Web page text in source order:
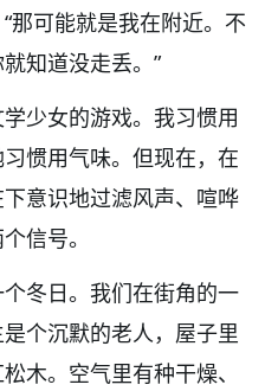
那可能就是我在附近。不
知道没走丢。”
少女的游戏。我习惯用
惯用气味。但现在，在
意识地过滤风声、喧哗
信号。
冬日。我们在街角的一
个沉默的老人，屋子里
木。空气里有种干燥、